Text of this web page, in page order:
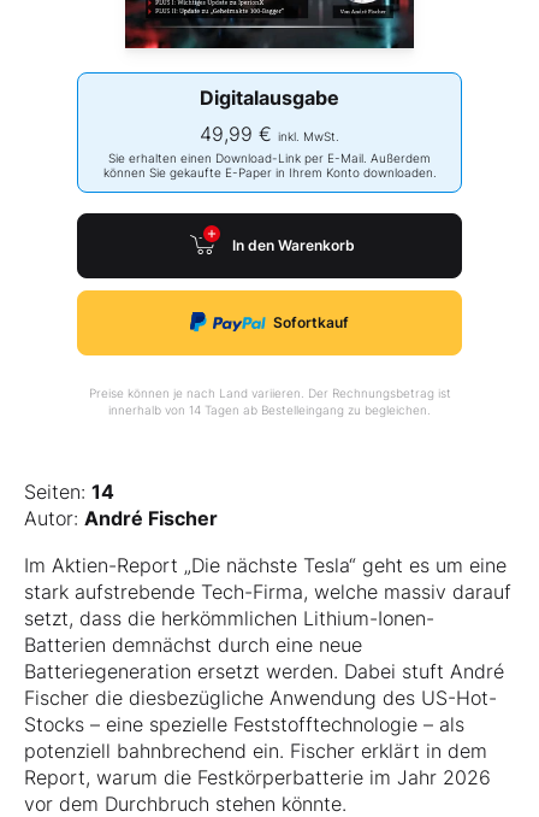
Digitalausgabe
49,99 € inkl. MwSt.
Sie erhalten einen Download-Link per E-Mail. Außerdem
können Sie gekaufte E-Paper in Ihrem Konto downloaden.
In den Warenkorb
Sofortkauf
Preise können je nach Land variieren. Der Rechnungsbetrag ist
innerhalb von 14 Tagen ab Bestelleingang zu begleichen.
Seiten: 14
Autor: André Fischer
Im Aktien-Report „Die nächste Tesla“ geht es um eine
stark aufstrebende Tech-Firma, welche massiv darauf
setzt, dass die herkömmlichen Lithium-Ionen-
Batterien demnächst durch eine neue
Batteriegeneration ersetzt werden. Dabei stuft André
Fischer die diesbezügliche Anwendung des US-Hot-
Stocks – eine spezielle Feststofftechnologie – als
potenziell bahnbrechend ein. Fischer erklärt in dem
Report, warum die Festkörperbatterie im Jahr 2026
vor dem Durchbruch stehen könnte.